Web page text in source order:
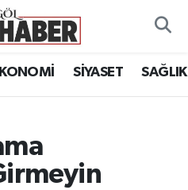
SİYASET SAĞLIK
Haritası